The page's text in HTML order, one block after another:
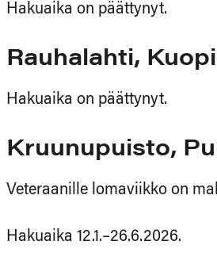
Hakuaika on päättynyt.
Rauhalahti,
Hakuaika on päättynyt.
Kruunupuisto,
Veteraanille lomaviikko on
Hakuaika 12.1.–26.6.2026.